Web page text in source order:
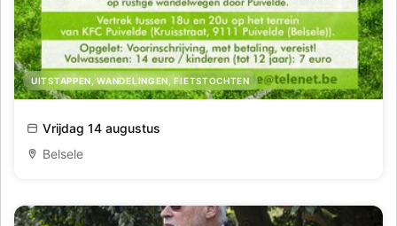
UITSTAPPEN, WANDELINGEN, FIETSTOCHTEN
Puiveldse Sneukeltocht
Vrijdag 14 augustus
Belsele